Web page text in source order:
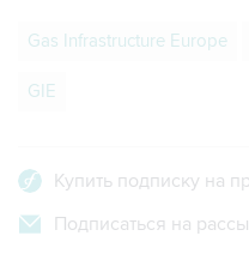
Gas Infrastructure Europe
GIE
Купить подписку на
Подписаться на